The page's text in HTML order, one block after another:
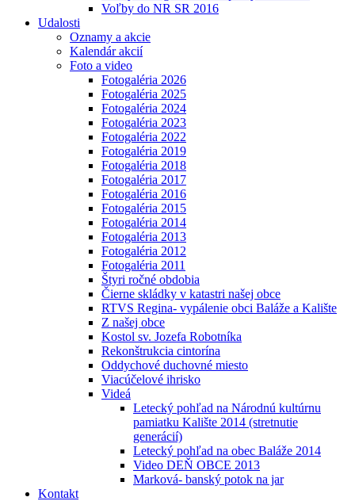
Voľby do NR SR 2016
Udalosti
Oznamy a akcie
Kalendár akcií
Foto a video
Fotogaléria 2026
Fotogaléria 2025
Fotogaléria 2024
Fotogaléria 2023
Fotogaléria 2022
Fotogaléria 2019
Fotogaléria 2018
Fotogaléria 2017
Fotogaléria 2016
Fotogaléria 2015
Fotogaléria 2014
Fotogaléria 2013
Fotogaléria 2012
Fotogaléria 2011
Štyri ročné obdobia
Čierne skládky v katastri našej obce
RTVS Regina- vypálenie obci Baláže a Kalište
Z našej obce
Kostol sv. Jozefa Robotníka
Rekonštrukcia cintorína
Oddychové duchovné miesto
Viacúčelové ihrisko
Videá
Letecký pohľad na Národnú kultúrnu
pamiatku Kalište 2014 (stretnutie
generácií)
Letecký pohľad na obec Baláže 2014
Video DEŇ OBCE 2013
Marková- banský potok na jar
Kontakt